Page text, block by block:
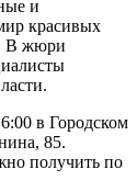
и
красивых
В жюри
в Городском
85.
получить по